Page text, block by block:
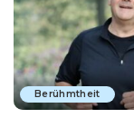
Berühmtheit